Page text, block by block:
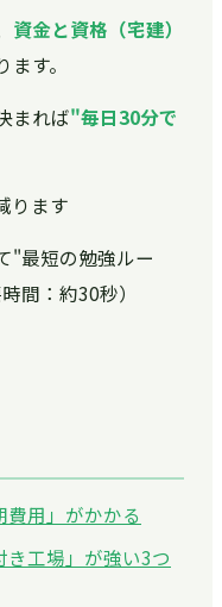
資金と資格（宅建）
す。
まれば"毎日30分で
ります
"最短の勉強ルー
間：約30秒）
用」がかかる
工場」が強い3つ